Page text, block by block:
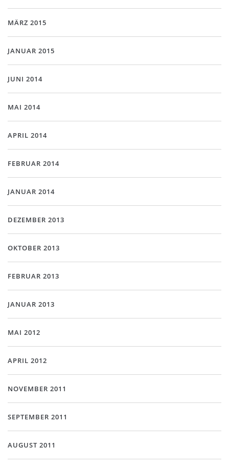
MÄRZ 2015
JANUAR 2015
JUNI 2014
MAI 2014
APRIL 2014
FEBRUAR 2014
JANUAR 2014
DEZEMBER 2013
OKTOBER 2013
FEBRUAR 2013
JANUAR 2013
MAI 2012
APRIL 2012
NOVEMBER 2011
SEPTEMBER 2011
AUGUST 2011